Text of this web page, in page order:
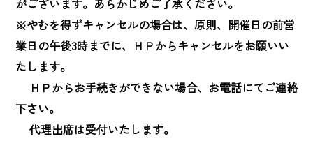
がございます。あらかじめご了承ください。
※やむを得ずキャンセルの場合は、原則、開催日の前営
業日の午後3時までに、ＨＰからキャンセルをお願いい
たします。
ＨＰからお手続きができない場合、お電話にてご連絡
下さい。
代理出席は受付いたします。